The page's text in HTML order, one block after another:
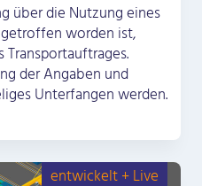
über die Nutzung eines
worden ist,
der Angaben und
Unterfangen werden.
entwickelt + Live